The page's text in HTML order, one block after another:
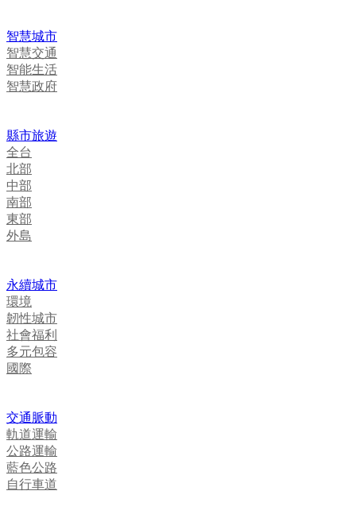
智慧城市
智慧交通
智能生活
智慧政府
縣市旅遊
全台
北部
中部
南部
東部
外島
永續城市
環境
韌性城市
社會福利
多元包容
國際
交通脈動
軌道運輸
公路運輸
藍色公路
自行車道